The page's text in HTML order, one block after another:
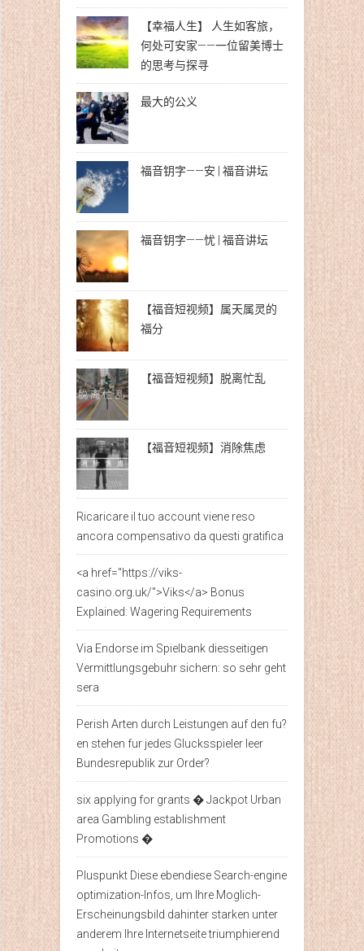
【幸福人生】 人生如客旅，
何处可安家——一位留美博士
的思考与探寻
最大的公义
福音钥字——安 | 福音讲坛
福音钥字——忧 | 福音讲坛
【福音短视频】属天属灵的
福分
【福音短视频】脱离忙乱
【福音短视频】消除焦虑
Ricaricare il tuo account viene reso
ancora compensativo da questi gratifica
<a href="https://viks-
casino.org.uk/">Viks</a> Bonus
Explained: Wagering Requirements
Via Endorse im Spielbank diesseitigen
Vermittlungsgebuhr sichern: so sehr geht
sera
Perish Arten durch Leistungen auf den fu?
en stehen fur jedes Glucksspieler leer
Bundesrepublik zur Order?
six applying for grants � Jackpot Urban
area Gambling establishment
Promotions �
Pluspunkt Diese ebendiese Search-engine
optimization-Infos, um Ihre Moglich-
Erscheinungsbild dahinter starken unter
anderem Ihre Internetseite triumphierend